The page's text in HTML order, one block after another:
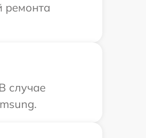
ремонта
случае